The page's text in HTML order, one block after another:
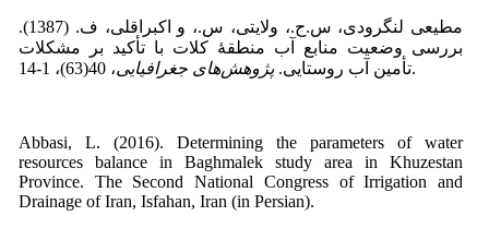
مطیعی لنگرودی، س.ح.، ولایتی، س.، و اکبراقلی، ف. (1387).
بررسی وضعیت منابع آب منطقۀ کلات با تأکید بر مشکلات
تأمین آب روستایی.پژوهش‌های جغرافیایی ، 40(63)، 1-14.
Abbasi, L. (2016). Determining the parameters of water
resources balance in Baghmalek study area in Khuzestan
Province. The Second National Congress of Irrigation and
Drainage of Iran, Isfahan, Iran (in Persian).